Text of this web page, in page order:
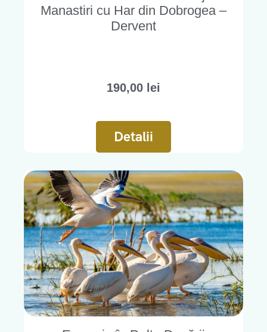
Manastiri cu Har din Dobrogea –
Dervent
190,00 lei
Detalii